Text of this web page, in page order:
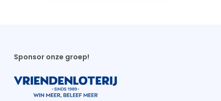
Sponsor onze groep!